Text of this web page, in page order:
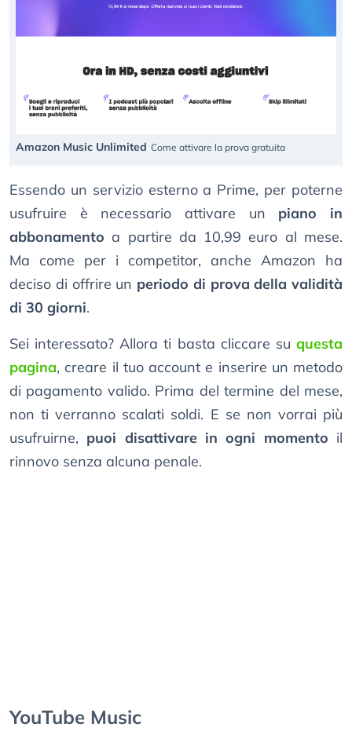
Amazon Music Unlimited Come attivare la prova gratuita
Essendo un servizio esterno a Prime, per poterne
usufruire è necessario attivare un piano in
abbonamento a partire da 10,99 euro al mese.
Ma come per i competitor, anche Amazon ha
deciso di offrire un periodo di prova della validità
di 30 giorni.
Sei interessato? Allora ti basta cliccare su questa
pagina, creare il tuo account e inserire un metodo
di pagamento valido. Prima del termine del mese,
non ti verranno scalati soldi. E se non vorrai più
usufruirne, puoi disattivare in ogni momento il
rinnovo senza alcuna penale.
YouTube Music